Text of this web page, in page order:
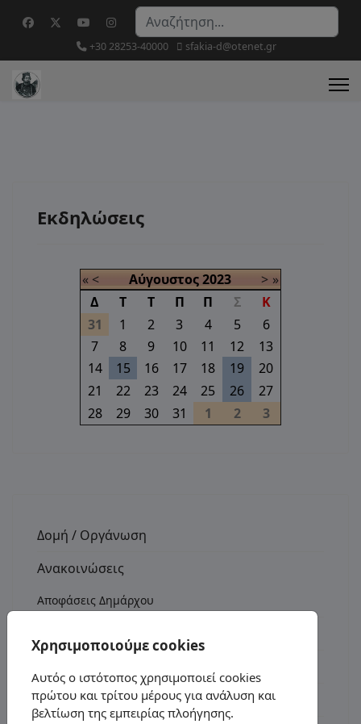
Αναζήτηση...
+30 28253-40000 sfakia-d@otenet.gr
Εκδηλώσεις
«< Αύγουστος 2023 > »
Δ
Τ Τ Π Π Σ
Κ
31
1 2 3 4 5
6
7
8 9 10 11 12
13
14
15 16 17 18 19
20
21
22 23 24 25 26
27
28
29 30 31 1 2 3
Δομή / Οργάνωση
Ανακοινώσεις
Αποφάσεις Δημάρχου
Δελτία Τύπου - Ανακοινώσεις
Χρησιμοποιούμε cookies
Αυτός ο ιστότοπος χρησιμοποιεί cookies
πρώτου και τρίτου μέρους για ανάλυση και
βελτίωση της εμπειρίας πλοήγησης.